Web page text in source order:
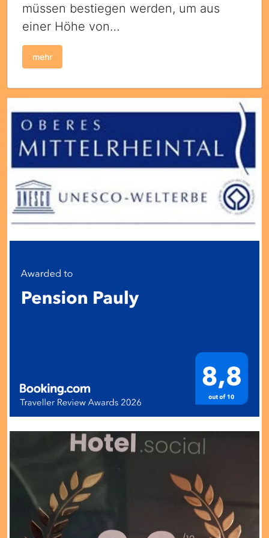
müssen bestiegen werden, um aus
einer Höhe von…
mehr